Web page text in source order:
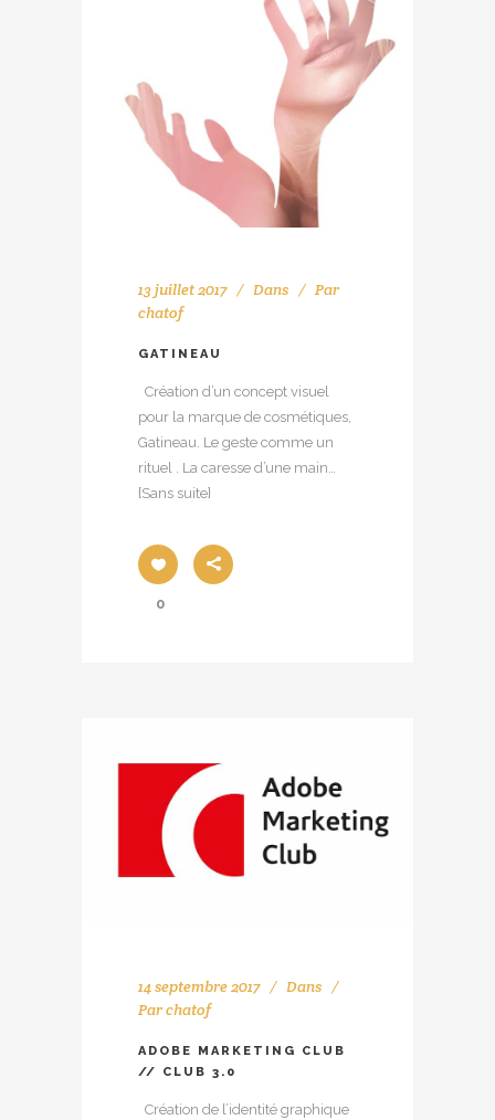
13 juillet 2017 Dans
Par
chatof
GATINEAU
Création d’un concept visuel
pour la marque de cosmétiques,
Gatineau. Le geste comme un
rituel . La caresse d’une main…
{Sans suite}
0
14 septembre 2017
Dans
Parchatof
ADOBE MARKETING CLUB
// CLUB 3.0
Création de l’identité graphique